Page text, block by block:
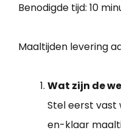
Benodigde tijd: 10
Maaltijden levering
Wat zijn de
Stel eerst vast
en-klaar